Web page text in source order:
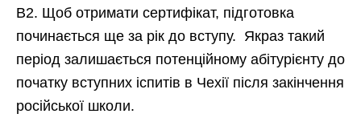
B2. Щоб отримати сертифікат, підготовка
починається ще за рік до вступу. Якраз такий
період залишається потенційному абітурієнту до
початку вступних іспитів в Чехії після закінчення
російської школи.